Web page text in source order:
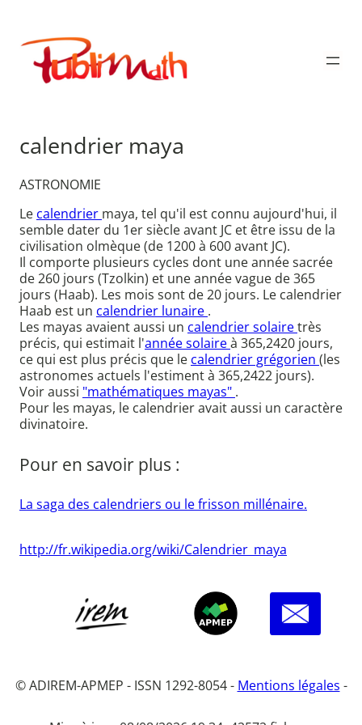
contenu
Publimath
calendrier maya
ASTRONOMIE
Le calendrier maya, tel qu'il est connu aujourd'hui, il
semble dater du 1er siècle avant JC et être issu de la
civilisation olmèque (de 1200 à 600 avant JC).
Il comporte plusieurs cycles dont une année sacrée
de 260 jours (Tzolkin) et une année vague de 365
jours (Haab). Les mois sont de 20 jours. Le calendrier
Haab est un calendrier lunaire .
Les mayas avaient aussi un calendrier solairetrès
précis, qui estimait l'année solaireà 365,2420 jours,
ce qui est plus précis que le calendrier grégorien (les
astronomes actuels l'estiment à 365,2422 jours).
Voir aussi "mathématiques mayas" .
Pour les mayas, le calendrier avait aussi un caractère
divinatoire.
Pour en savoir plus :
La saga des calendriers ou le frisson millénaire.
http://fr.wikipedia.org/wiki/Calendrier_maya
© ADIREM-APMEP - ISSN 1292-8054 - Mentions légales -